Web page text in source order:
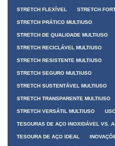
STRETCH FLEXÍVEL STRETCH
STRETCH PRÁTICO MULTIUSO
STRETCH DE QUALIDADE MULTIUSO
STRETCH RECICLÁVEL MULTIUSO
STRETCH RESISTENTE MULTIUSO
STRETCH SEGURO MULTIUSO
STRETCH SUSTENTÁVEL MULTIUSO
STRETCH TRANSPARENTE MULTIUSO
STRETCH VERSÁTIL MULTIUSO
TESOURAS DE AÇO INOXIDÁVEL VS.
TESOURA DE AÇO IDEAL